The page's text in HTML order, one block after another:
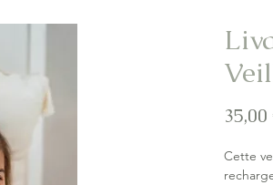
35,00
Cette